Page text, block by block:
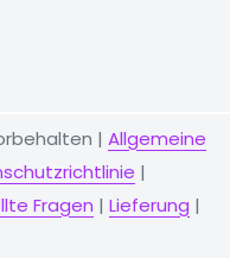
| Allgemeine
|
Fragen | Lieferung |